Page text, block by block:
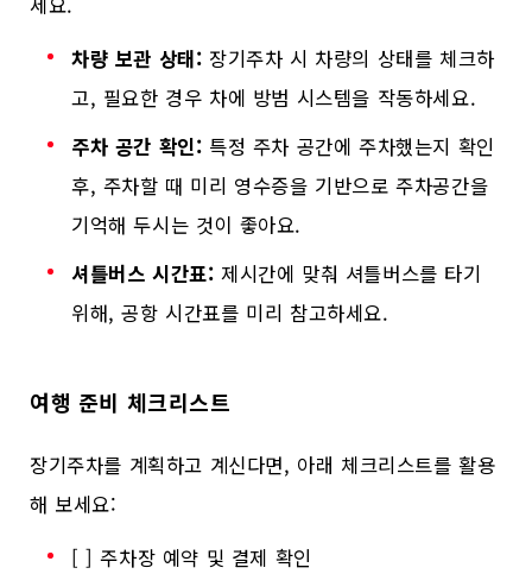
차량 보관 상태: 장기주차 시 차량의 상태를 체크하
고, 필요한 경우 차에 방범 시스템을 작동하세요.
주차 공간 확인: 특정 주차 공간에 주차했는지 확인
후, 주차할 때 미리 영수증을 기반으로 주차공간을
기억해 두시는 것이 좋아요.
셔틀버스 시간표: 제시간에 맞춰 셔틀버스를 타기
위해, 공항 시간표를 미리 참고하세요.
여행 준비 체크리스트
장기주차를 계획하고 계신다면, 아래 체크리스트를 활용
해 보세요:
[ ] 주차장 예약 및 결제 확인